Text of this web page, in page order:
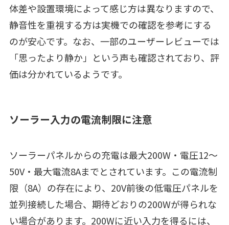
体差や設置環境によって感じ方は異なりますので、
静音性を重視する方は実機での確認を参考にする
のが安心です。なお、一部のユーザーレビューでは
「思ったより静か」という声も確認されており、評
価は分かれているようです。
ソーラー入力の電流制限に注意
ソーラーパネルからの充電は最大200W・電圧12〜
50V・最大電流8Aまでとされています。この電流制
限（8A）の存在により、20V前後の低電圧パネルを
並列接続した場合、期待どおりの200Wが得られな
い場合があります。200Wに近い入力を得るには、